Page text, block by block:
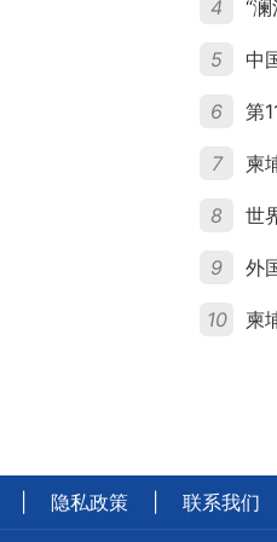
4
5
6
7
8
9
10
隐私政策 联系我们